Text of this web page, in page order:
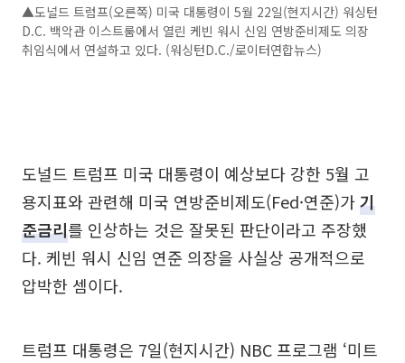
▲도널드 트럼프(오른쪽) 미국 대통령이 5월 22일(현지시간) 워싱턴
D.C. 백악관 이스트룸에서 열린 케빈 워시 신임 연방준비제도 의장
취임식에서 연설하고 있다. (워싱턴D.C./로이터연합뉴스)
도널드 트럼프 미국 대통령이 예상보다 강한 5월 고
용지표와 관련해 미국 연방준비제도(Fed·연준)가기
준금리를 인상하는 것은 잘못된 판단이라고 주장했
다. 케빈 워시 신임 연준 의장을 사실상 공개적으로
압박한 셈이다.
트럼프 대통령은 7일(현지시간) NBC 프로그램 ‘미트